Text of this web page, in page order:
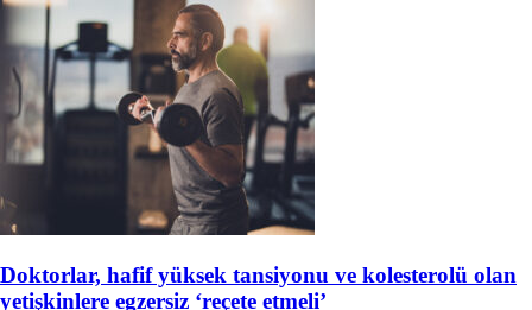
Doktorlar, hafif yüksek tansiyonu ve kolesterolü olan
yetişkinlere egzersiz ‘reçete etmeli’